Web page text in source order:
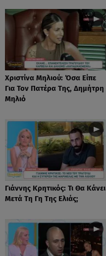
Χριστίνα Μηλιού: Όσα Είπε
Για Τον Πατέρα Της, Δημήτρη
Μηλιό
Γιάννης Κρητικός: Τι Θα Κάνει
Μετά Τη Γη Της Ελιάς;